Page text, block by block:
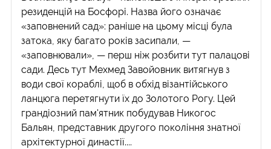
резиденцій на Босфорі. Назва його означає
«заповнений сад»: раніше на цьому місці була
затока, яку багато років засипали, —
«заповнювали», — перш ніж розбити тут палацові
сади. Десь тут Мехмед Завойовник витягнув з
води свої кораблі, щоб в обхід візантійського
ланцюга перетягнути їх до Золотого Рогу. Цей
грандіозний пам'ятник побудував Никогос
Бальян, представник другого покоління знатної
архітектурної династії....